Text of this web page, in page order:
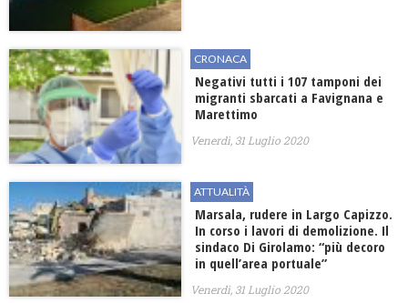
CRONACA
Negativi tutti i 107 tamponi dei
migranti sbarcati a Favignana e
Marettimo
Venerdì, 31 Luglio 2020
ATTUALITÀ
Marsala, rudere in Largo Capizzo.
In corso i lavori di demolizione. Il
sindaco Di Girolamo: “più decoro
in quell’area portuale”
Venerdì, 31 Luglio 2020